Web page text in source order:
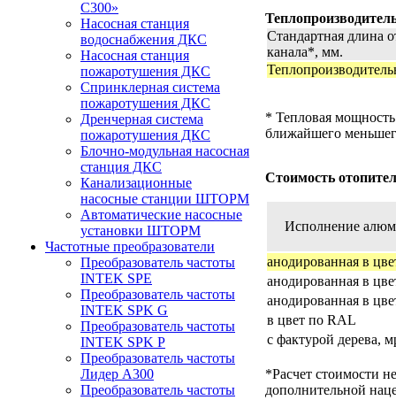
С300»
Насосная станция
водоснабжения ДКС
Насосная станция
пожаротушения ДКС
Спринклерная система
пожаротушения ДКС
Дренчерная система
пожаротушения ДКС
Блочно-модульная насосная
станция ДКС
Канализационные
насосные станции ШТОРМ
Автоматические насосные
установки ШТОРМ
Частотные преобразователи
Преобразователь частоты
INTEK SPE
Преобразователь частоты
INTEK SPK G
Преобразователь частоты
INTEK SPK P
Преобразователь частоты
Лидер А300
Преобразователь частоты
Стандартная длина
канала*, мм.
* Тепловая
ближайшего
Стоимость
Исполнение
анодированная в
анодированная в
анодированная в
в цвет по RAL
с фактурой дерева,
*Расчет стоимости
дополнительной